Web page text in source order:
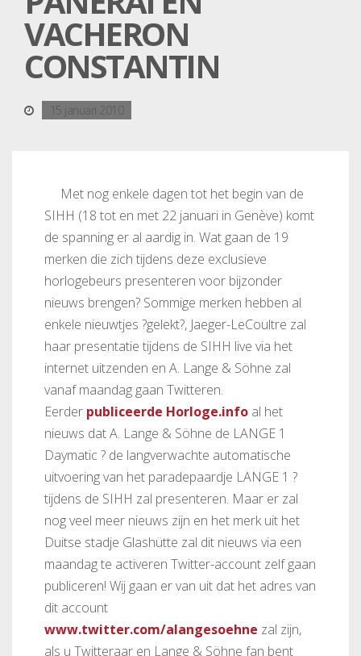
VACHERON
CONSTANTIN
15 januari 2010
Met nog enkele dagen tot het begin van de
SIHH (18 tot en met 22 januari in Genève) komt
de spanning er al aardig in. Wat gaan de 19
merken die zich tijdens deze exclusieve
horlogebeurs presenteren voor bijzonder
nieuws brengen? Sommige merken hebben al
enkele nieuwtjes ?gelekt?, Jaeger-LeCoultre zal
haar presentatie tijdens de SIHH live via het
internet uitzenden en A. Lange & Söhne zal
vanaf maandag gaan Twitteren.
Eerder publiceerde Horloge.info al het
nieuws dat A. Lange & Söhne de LANGE 1
Daymatic ? de langverwachte automatische
uitvoering van het paradepaardje LANGE 1 ?
tijdens de SIHH zal presenteren. Maar er zal
nog veel meer nieuws zijn en het merk uit het
Duitse stadje Glashütte zal dit nieuws via een
maandag te activeren Twitter-account zelf gaan
publiceren! Wij gaan er van uit dat het adres van
dit account
www.twitter.com/alangesoehne zal zijn,
als u Twitteraar en Lange & Söhne fan bent